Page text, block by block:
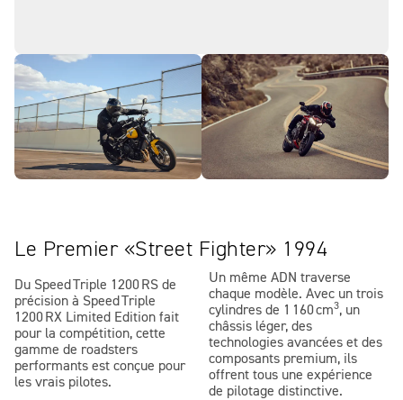
Le Premier «Street Fighter» 1994
Du Speed Triple 1200 RS de
précision à Speed Triple
1200 RX Limited Edition fait
pour la compétition, cette
gamme de roadsters
performants est conçue pour
les vrais pilotes.
Un même ADN traverse
chaque modèle. Avec un trois
cylindres de 1 160 cm3, un
châssis léger, des
technologies avancées et des
composants premium, ils
offrent tous une expérience
de pilotage distinctive.